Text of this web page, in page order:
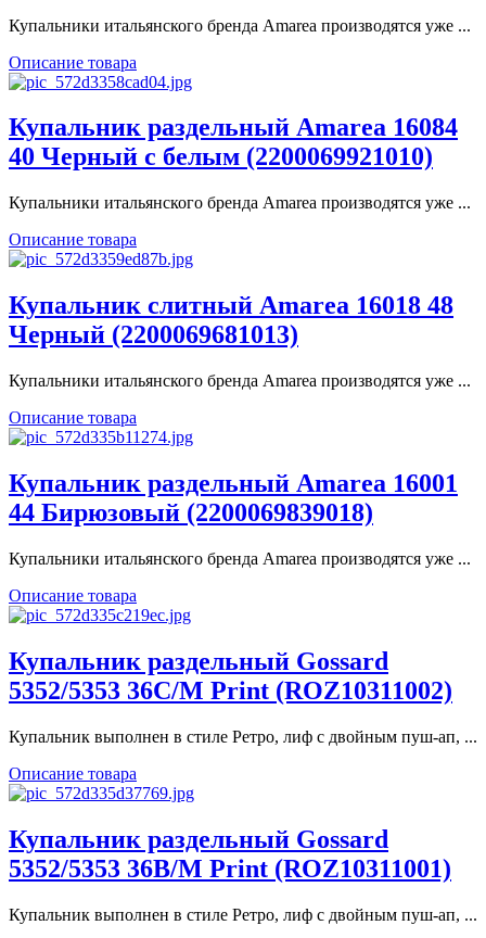
Купальники итальянского бренда Amarea производятся уже ...
Описание товара
Купальник раздельный Amarea 16084
40 Черный с белым (2200069921010)
Купальники итальянского бренда Amarea производятся уже ...
Описание товара
Купальник слитный Amarea 16018 48
Черный (2200069681013)
Купальники итальянского бренда Amarea производятся уже ...
Описание товара
Купальник раздельный Amarea 16001
44 Бирюзовый (2200069839018)
Купальники итальянского бренда Amarea производятся уже ...
Описание товара
Купальник раздельный Gossard
5352/5353 36C/M Print (ROZ10311002)
Купальник выполнен в стиле Ретро, лиф с двойным пуш-ап, ...
Описание товара
Купальник раздельный Gossard
5352/5353 36B/M Print (ROZ10311001)
Купальник выполнен в стиле Ретро, лиф с двойным пуш-ап, ...